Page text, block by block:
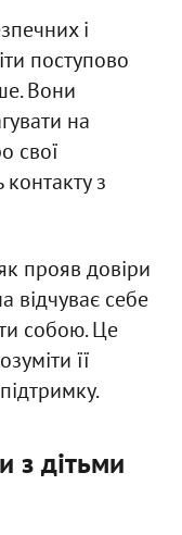
і
поступово
Вони
на
свої
з
прояв довіри
відчуває себе
собою. Це
її
з дітьми